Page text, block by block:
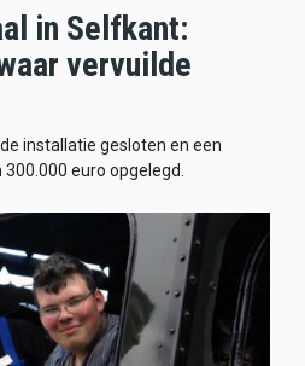
in Selfkant:
vervuilde
installatie gesloten en een
euro opgelegd.